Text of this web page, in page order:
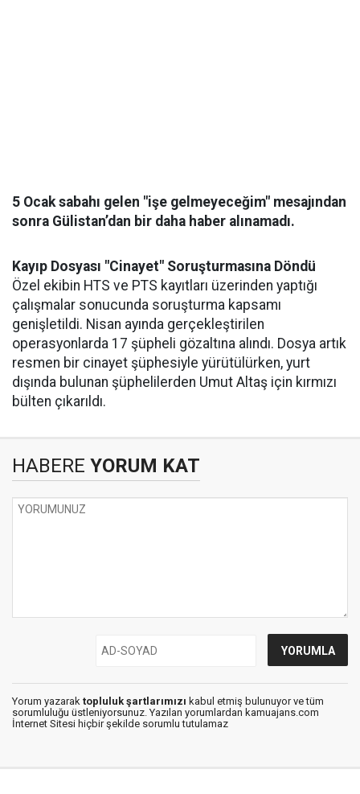
5 Ocak sabahı gelen "işe gelmeyeceğim" mesajından
sonra Gülistan’dan bir daha haber alınamadı.
Kayıp Dosyası "Cinayet" Soruşturmasına Döndü
Özel ekibin HTS ve PTS kayıtları üzerinden yaptığı
çalışmalar sonucunda soruşturma kapsamı
genişletildi. Nisan ayında gerçekleştirilen
operasyonlarda 17 şüpheli gözaltına alındı. Dosya artık
resmen bir cinayet şüphesiyle yürütülürken, yurt
dışında bulunan şüphelilerden Umut Altaş için kırmızı
bülten çıkarıldı.
HABERE YORUM KAT
Yorum yazarak topluluk şartlarımızı kabul etmiş bulunuyor ve tüm
sorumluluğu üstleniyorsunuz. Yazılan yorumlardan kamuajans.com
İnternet Sitesi hiçbir şekilde sorumlu tutulamaz